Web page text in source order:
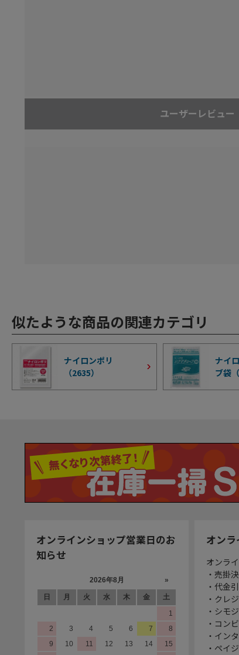
ユーザーレビュー
似たような商品の関連カテゴリ
ナイロンポリ
（2635）
ナイ
ブ袋（
オンラインショップ営業日のお
知らせ
オン
オンラ
・売掛
・代金
・クレ
・シモ
・コン
・イン
・ペイ